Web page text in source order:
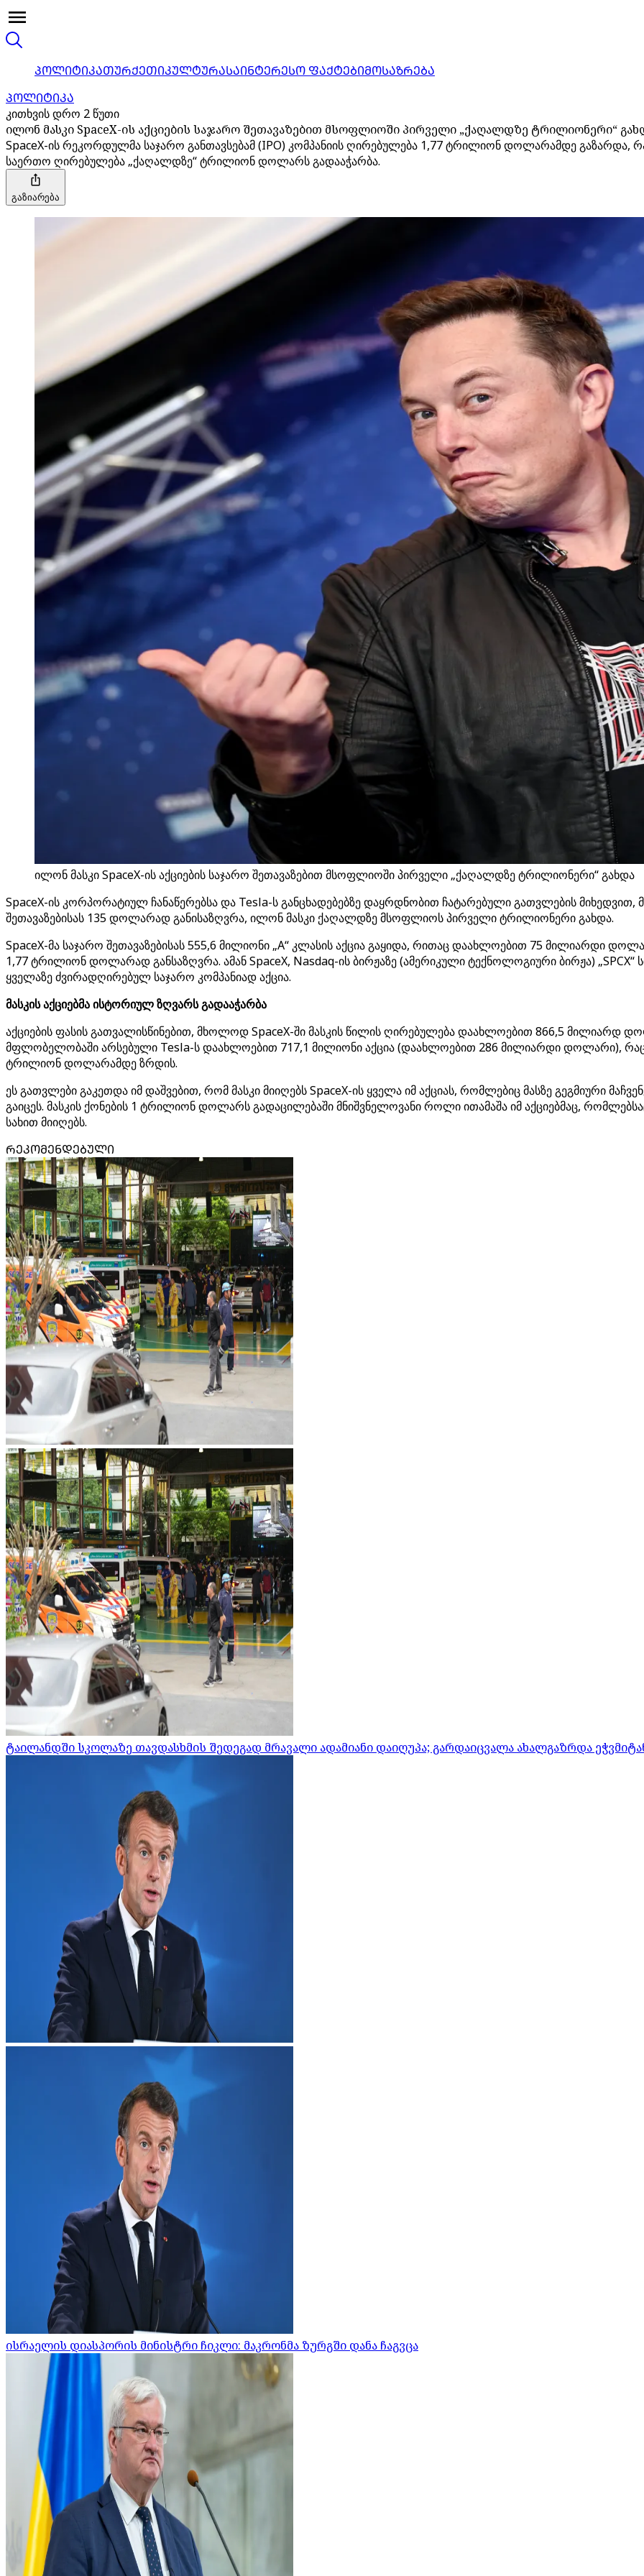
ᲞᲝᲚᲘᲢᲘᲙᲐᲗᲣᲠᲥᲔᲗᲘᲙᲣᲚᲢᲣᲠᲐᲡᲐᲘᲜᲢᲔᲠᲔᲡᲝ ᲤᲐᲥᲢᲔᲑᲘᲛᲝᲡᲐᲖᲠᲔᲑᲐ
ᲞᲝᲚᲘᲢᲘᲙᲐ
კითხვის დრო 2 წუთი
ილონ მასკი SpaceX-ის აქციების საჯარო შეთავაზებით მსოფლიოში პირველი „ქაღალდზე ტრილიონერი“
SpaceX-ის რეკორდულმა საჯარო განთავსებამ (IPO) კომპანიის ღირებულება 1,77 ტრილიონ დოლარამდე გაზარდა,
საერთო ღირებულება „ქაღალდზე“ ტრილიონ დოლარს გადააჭარბა.
გაზიარება
ილონ მასკი SpaceX-ის აქციების საჯარო შეთავაზებით მსოფლიოში პირველი „ქაღალდზე ტრილიონერი“ გახდა
SpaceX-ის კორპორატიულ ჩანაწერებსა და Tesla-ს განცხადებებზე დაყრდნობით ჩატარებული გათვლების მიხედვით,
შეთავაზებისას 135 დოლარად განისაზღვრა, ილონ მასკი ქაღალდზე მსოფლიოს პირველი ტრილიონერი გახდა.
SpaceX-მა საჯარო შეთავაზებისას 555,6 მილიონი „A“ კლასის აქცია გაყიდა, რითაც დაახლოებით 75 მილიარდი
1,77 ტრილიონ დოლარად განსაზღვრა. ამან SpaceX, Nasdaq-ის ბირჟაზე (ამერიკული ტექნოლოგიური ბირჟა)
ყველაზე ძვირადღირებულ საჯარო კომპანიად აქცია.
მასკის აქციებმა ისტორიულ ზღვარს გადააჭარბა
აქციების ფასის გათვალისწინებით, მხოლოდ SpaceX-ში მასკის წილის ღირებულება დაახლოებით 866,5 მილიარდ
მფლობელობაში არსებული Tesla-ს დაახლოებით 717,1 მილიონი აქცია (დაახლოებით 286 მილიარდი დოლარი),
ტრილიონ დოლარამდე ზრდის.
ეს გათვლები გაკეთდა იმ დაშვებით, რომ მასკი მიიღებს SpaceX-ის ყველა იმ აქციას, რომლებიც მასზე გეგმიური
გაიცეს. მასკის ქონების 1 ტრილიონ დოლარს გადაცილებაში მნიშვნელოვანი როლი ითამაშა იმ აქციებმაც,
სახით მიიღებს.
ᲠᲔᲙᲝᲛᲔᲜᲓᲔᲑᲣᲚᲘ
ტაილანდში სკოლაზე თავდასხმის შედეგად მრავალი ადამიანი დაიღუპა; გარდაიცვალა ახალგაზრდა
ისრაელის დიასპორის მინისტრი ჩიკლი: მაკრონმა ზურგში დანა ჩაგვცა